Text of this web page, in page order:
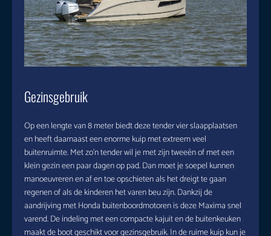
Gezinsgebruik
Op een lengte van 8 meter biedt deze tender vier slaapplaatsen
en heeft daarnaast een enorme kuip met extreem veel
buitenruimte. Met zo’n tender wil je met zijn tweeën of met een
klein gezin een paar dagen op pad. Dan moet je soepel kunnen
manoeuvreren en af en toe opschieten als het dreigt te gaan
regenen of als de kinderen het varen beu zijn. Dankzij de
aandrijving met Honda buitenboordmotoren is deze Maxima snel
varend. De indeling met een compacte kajuit en de buitenkeuken
maakt de boot geschikt voor gezinsgebruik. In de ruime kuip kun je